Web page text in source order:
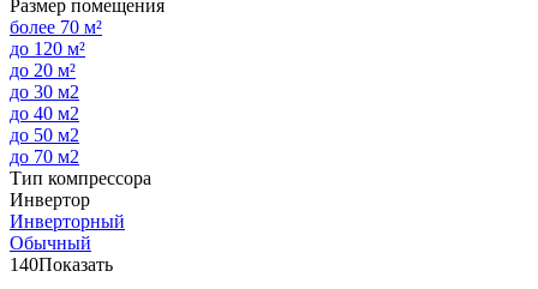
Размер помещения
более 70 м²
до 120 м²
до 20 м²
до 30 м2
до 40 м2
до 50 м2
до 70 м2
Тип компрессора
Инвертор
Инверторный
Обычный
140Показать